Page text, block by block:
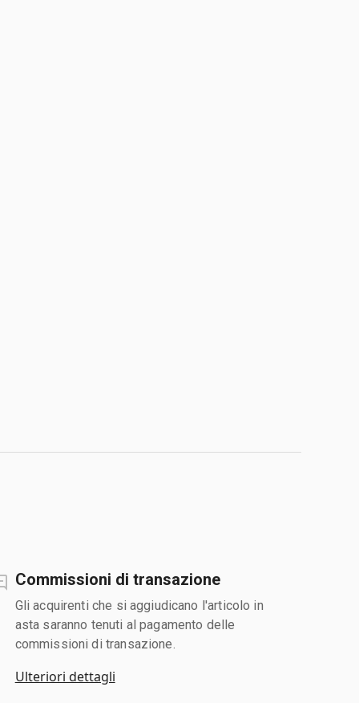
Commissioni di transazione
Gli acquirenti che si aggiudicano l'articolo in
asta saranno tenuti al pagamento delle
commissioni di transazione.
Ulteriori dettagli